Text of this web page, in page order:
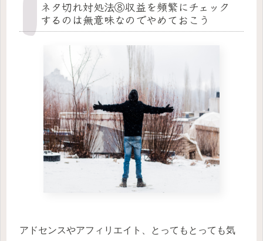
ネタ切れ対処法⑧収益を頻繁にチェック
するのは無意味なのでやめておこう
アドセンスやアフィリエイト、とってもとっても気